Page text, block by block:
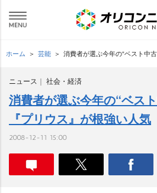
ホーム 芸能 消費者が選ぶ今年の“ベスト中
ニュース 社会・経済
消費者が選ぶ今年の“ベス
『プリウス』が根強い人気
2008-12-11 15:00